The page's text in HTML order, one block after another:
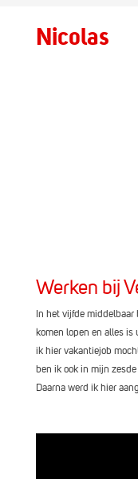
Nicolas
Werken bij
In het vijfde
komen lopen en alles is
ik hier vakantiejob
ben ik ook in mijn
Daarna werd ik hier